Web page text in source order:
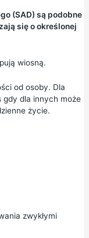
(SAD) są podobne
się o określonej
wiosną.
od osoby. Dla
dla innych może
życie.
zwykłymi